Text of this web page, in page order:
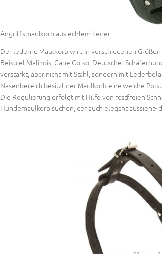
Angriffsmaulkorb aus echtem Leder
Der lederne Maulkorb wird in verschiedenen
Beispiel Malinois, Cane Corso, Deutscher
verstärkt, aber nicht mit Stahl, sondern mit
Nasenbereich besitzt der Maulkorb eine weiche
Die Regulierung erfolgt mit Hilfe von rostfreien
Hundemaulkorb suchen, der auch elegant